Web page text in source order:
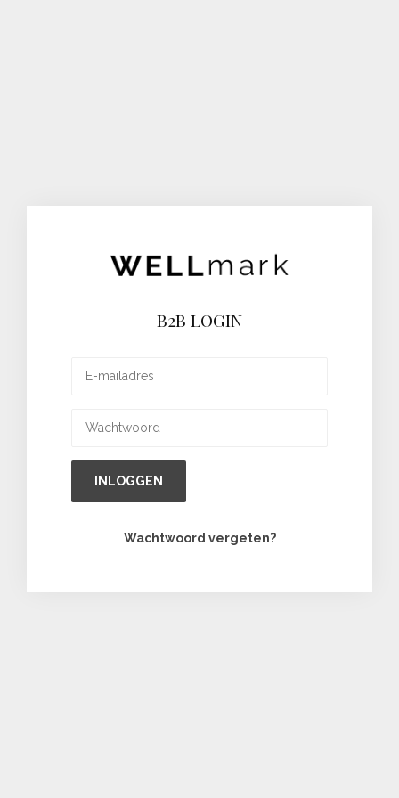
B2B LOGIN
INLOGGEN
Wachtwoord vergeten?